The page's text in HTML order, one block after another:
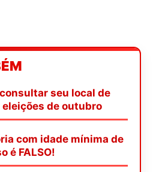
seu local de
de outubro
com idade mínima de
é FALSO!